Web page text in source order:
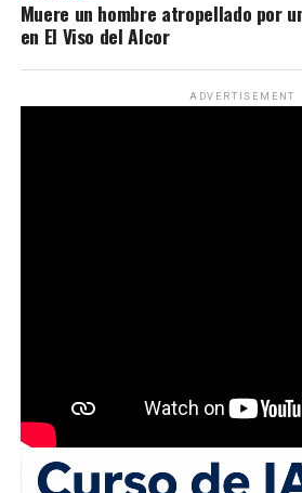
Muere un hombre atropellado por
en El Viso del Alcor
ADVERTISEMENT